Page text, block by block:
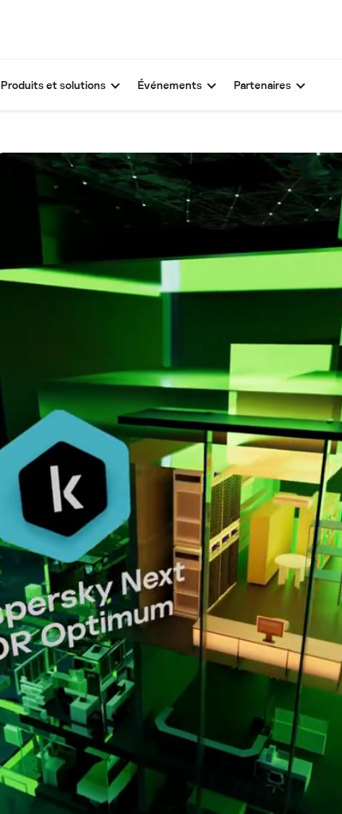
Produits et solutions Événements Partenaires